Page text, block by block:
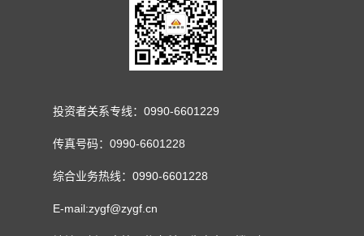
投资者关系专线：0990-6601229
传真号码：0990-6601228
综合业务热线：0990-6601228
E-mail:zygf@zygf.cn